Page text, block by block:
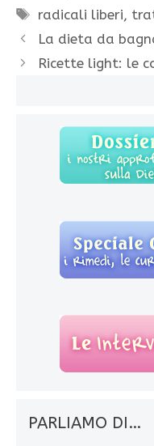
Tag
radicali liberi,
La dieta da
Ricette light: le
PARLIAMO DI…